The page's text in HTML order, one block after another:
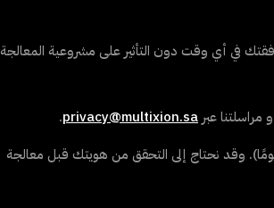
في أي وقت دون التأثير على مشروعية المعالجة
مراسلتنا عبر privacy@multixion.sa
.
على طلبك ضمن المدد التي تقتضيها القوانين المعمول بها (عادةً 30 يومًا). وقد نحتاج إلى التحقق من هويتك قبل معالجة